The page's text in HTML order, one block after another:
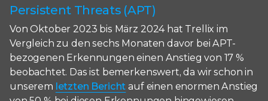
Persistent Threats (APT)
Von Oktober 2023 bis März 2024 hat Trellix im
Vergleich zu den sechs Monaten davor bei APT-
bezogenen Erkennungen einen Anstieg von 17 %
beobachtet. Das ist bemerkenswert, da wir schon in
unserem letzten Bericht auf einen enormen Anstieg